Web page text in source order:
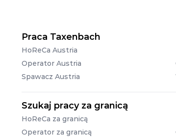
Praca Taxenbach
HoReCa Austria
Operator Austria
Spawacz Austria
Szukaj pracy za granicą
HoReCa za granicą
Operator za granicą